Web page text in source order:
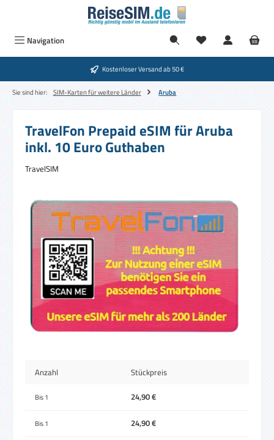
Zum Hauptinhalt springen
Navigation
Kostenloser Versand ab 50 €
Sie sind hier: SIM-Karten für weitere Länder Aruba
TravelFon Prepaid eSIM für Aruba
inkl. 10 Euro Guthaben
TravelSIM
Bildergalerie überspringen
Anzahl Stückpreis
Bis1 24,90 €
Bis1 24,90 €